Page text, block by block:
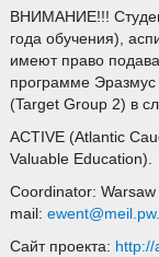
ВНИМАНИЕ!!!
года обучения),
имеют право
программе Эразмус
(Target Group 2) в
ACTIVE (Atlantic
Valuable Education).
Coordinator:
mail:
Сайт проекта: http://